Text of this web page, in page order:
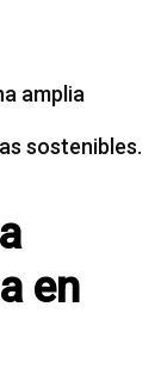
amplia
sostenibles.
en